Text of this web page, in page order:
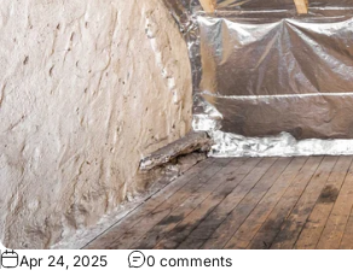
Apr 24, 2025 0 comments